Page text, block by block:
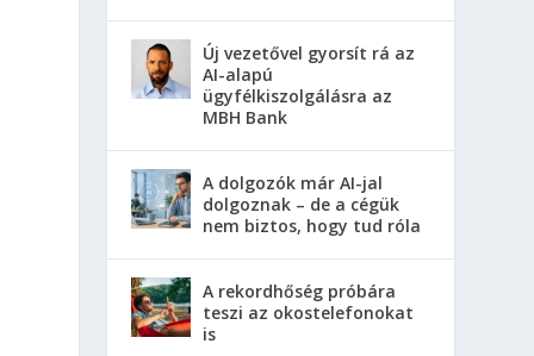
Új vezetővel gyorsít rá az
AI-alapú
ügyfélkiszolgálásra az
MBH Bank
A dolgozók már AI-jal
dolgoznak – de a cégük
nem biztos, hogy tud róla
A rekordhőség próbára
teszi az okostelefonokat
is